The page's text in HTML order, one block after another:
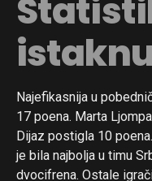
Najefikasnija u
17 poena. Marta
Dijaz postigla 10
je bila najbolja u timu
dvocifrena. Ostale